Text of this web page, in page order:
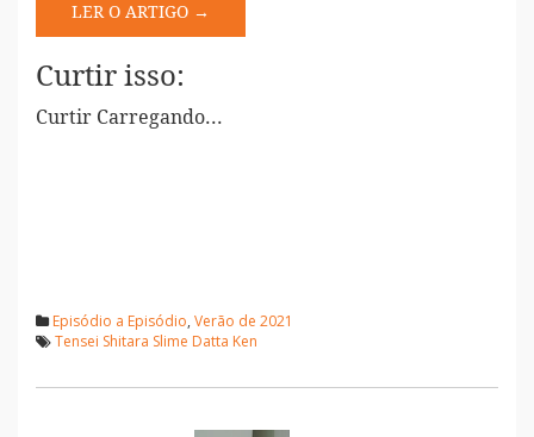
LER O ARTIGO →
Curtir isso:
Curtir Carregando...
Episódio a Episódio, Verão de 2021
Tensei Shitara Slime Datta Ken